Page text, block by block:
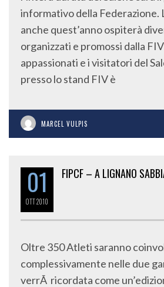
informativo della Federazione.
anche quest’anno ospiterà
organizzati e promossi dalla
appassionati e i visitatori del
presso lo stand FIV è
MARCEL VULPIS
01
OTT2010
FIPCF – A LIGNANO
Oltre 350 Atleti saranno
complessivamente nelle due
verrÃ ricordata come